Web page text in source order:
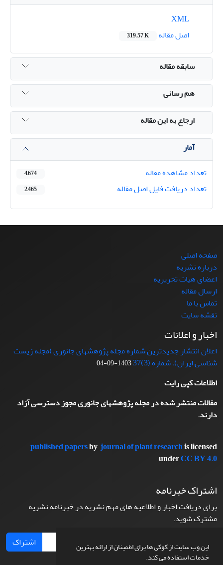
این وب سایت از کوکی ها برای اطمینان از ارائه بهترین
خدمات استفاده می کند.
اصل مقاله
319.57 K
سابقه مقاله
هم رسانی
ارجاع به این مقاله
آمار
تعداد مشاهده مقاله
4,674
تعداد دریافت فایل اصل مقاله 2,465
صفحه اصلی
درباره نشریه
اعضای هیات تحریریه
ارسال مقاله
تماس با ما
نقشه سایت
اخبار و اعلانات
اعلان انتشار جدیدترین شماره مجله پژوهشهای جانوری (مجله زیست
شناسی ایران)، شماره (3)37
1403-09-04
اطلاعات کپی رایت
مقالات منتشر شده در مجله پژوهشهای جانوری مجوز دسترسی آزاد
دارند.
published papersbyjournal of plant researchis licensed
underCC BY 4.0
اشتراک خبرنامه
برای دریافت اخبار و اطلاعیه های مهم نشریه در خبرنامه نشریه
مشترک شوید.
اشتراک